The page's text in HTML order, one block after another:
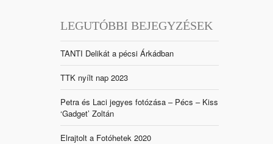
LEGUTÓBBI BEJEGYZÉSEK
TANTI Delikát a pécsi Árkádban
TTK nyílt nap 2023
Petra és Laci jegyes fotózása – Pécs – Kiss
‘Gadget’ Zoltán
Elrajtolt a Fotóhetek 2020